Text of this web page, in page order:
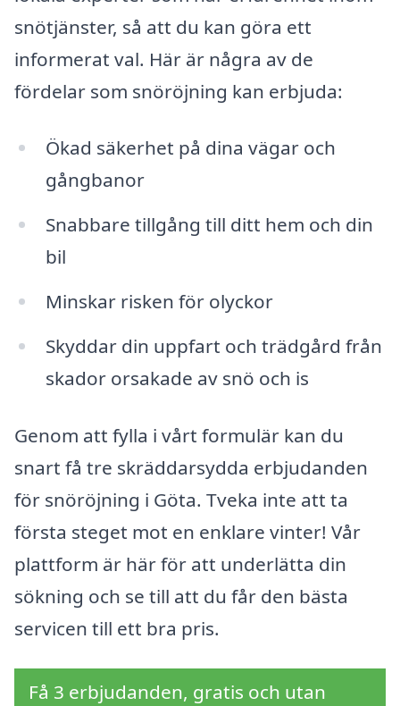
snötjänster, så att du kan göra ett
informerat val. Här är några av de
fördelar som snöröjning kan erbjuda:
Ökad säkerhet på dina vägar och
gångbanor
Snabbare tillgång till ditt hem och din
bil
Minskar risken för olyckor
Skyddar din uppfart och trädgård från
skador orsakade av snö och is
Genom att fylla i vårt formulär kan du
snart få tre skräddarsydda erbjudanden
för snöröjning i Göta. Tveka inte att ta
första steget mot en enklare vinter! Vår
plattform är här för att underlätta din
sökning och se till att du får den bästa
servicen till ett bra pris.
Få 3 erbjudanden, gratis och utan